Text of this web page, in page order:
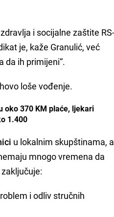
i socijalne zaštite RS-
je, kaže Granulić, već
da ih primijeni“.
loše vođenje.
oko 370 KM plaće, ljekari
1.400
u lokalnim skupštinama, a
mnogo vremena da
i odliv stručnih